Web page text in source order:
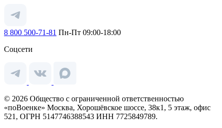
8 800 500-71-81 Пн-Пт 09:00-18:00
Соцсети
© 2026 Общество с ограниченной ответственностью
«поВоенке» Москва, Хорошёвское шоссе, 38к1, 5 этаж, офис
521, ОГРН 5147746388543 ИНН 7725849789.